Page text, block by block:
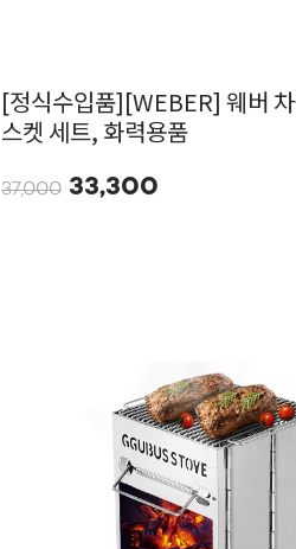
[정식수입품][WEBER] 웨버
스켓 세트, 화력용품
37,000 33,300